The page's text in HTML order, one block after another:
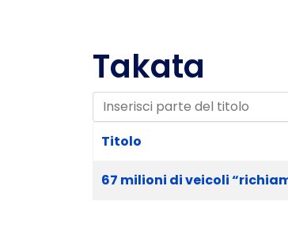
Takata
Inserisci parte del titolo
Titolo
67 milioni di veicoli